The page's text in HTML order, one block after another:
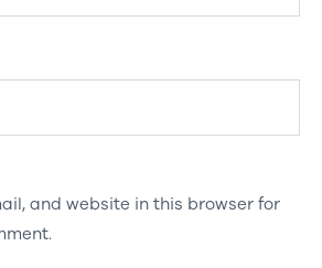
and website in this browser for